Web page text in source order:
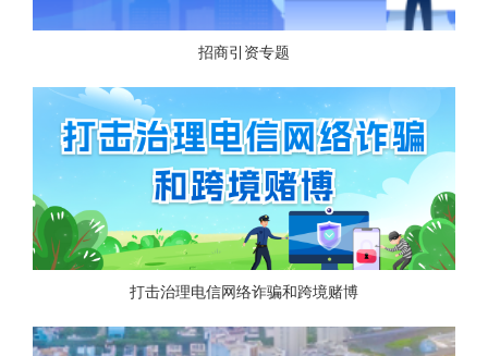
招商引资专题
打击治理电信网络诈骗和跨境赌博